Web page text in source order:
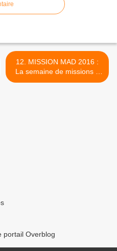
12. MISSION MAD 2016 :
La semaine de missions à
TULEAR : ANIMATIONS -
portail Overblog